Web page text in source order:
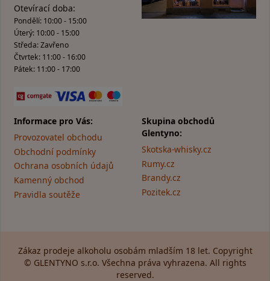
Informace pro Vás:
Provozovatel obchodu
Obchodní podmínky
Ochrana osobních údajů
Kamenný obchod
Pravidla soutěže
Skupina obchodů
Glentyno:
Skotska-whisky.cz
Rumy.cz
Brandy.cz
Pozitek.cz
Otevírací doba:
Pondělí: 10:00 - 15:00
Úterý: 10:00 - 15:00
Středa: Zavřeno
Čtvrtek: 11:00 - 16:00
Pátek: 11:00 - 17:00
Zákaz prodeje alkoholu osobám mladším 18 let. Copyright
© GLENTYNO s.r.o. Všechna práva vyhrazena. All rights
reserved.